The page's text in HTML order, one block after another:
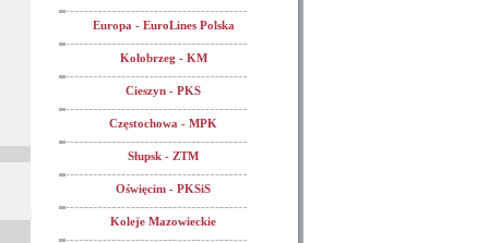
Europa - EuroLines Polska
Kołobrzeg - KM
Cieszyn - PKS
Częstochowa - MPK
Słupsk - ZTM
Oświęcim - PKSiS
Koleje Mazowieckie